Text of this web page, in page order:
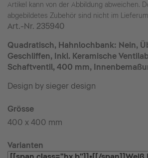
Artikel kann von der Abbildung abweichen.
abgebildetes Zubehör sind nicht im
Art.-Nr. 235940
Quadratisch, Hahnlochbank: Nein,
Geschliffen, Inkl. Keramische
Schaftventil, 400 mm,
Design by sieger design
Grösse
400 x 400 mm
Varianten